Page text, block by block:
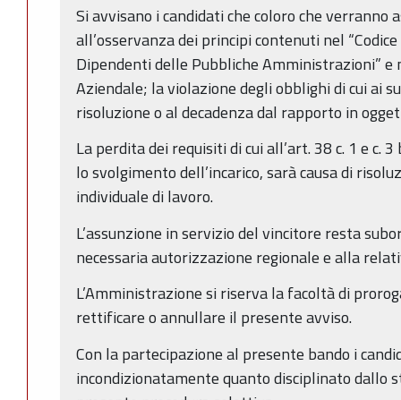
Si avvisano i candidati che coloro che verranno
all’osservanza dei principi contenuti nel
Dipendenti delle Pubbliche Amministrazioni” e
Aziendale; la violazione degli obblighi di cui ai
risoluzione o al decadenza dal rapporto in
La perdita dei requisiti di cui all’art. 38 c. 1 e c.
lo svolgimento dell’incarico, sarà causa di
individuale di lavoro.
L’assunzione in servizio del vincitore resta
necessaria autorizzazione regionale e alla
L’Amministrazione si riserva la facoltà di
rettificare o annullare il presente avviso.
Con la partecipazione al presente bando i
incondizionatamente quanto disciplinato dallo